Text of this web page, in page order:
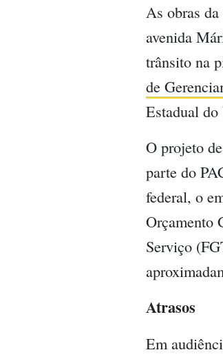
As obras
avenida
trânsito na
de
Estadual
O projeto
parte do
federal, o
Orçamento
Serviço
Atrasos
Em